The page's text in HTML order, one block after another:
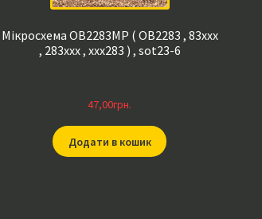
Мікросхема OB2283MP ( OB2283 , 83xxx
, 283xxx , xxx283 ) , sot23-6
47,00грн.
Додати в кошик